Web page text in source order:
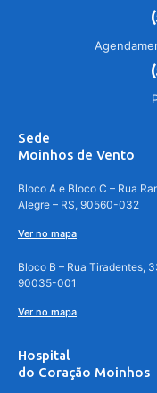
Sede
Moinhos de Vento
Bloco A e Bloco C – Rua
Alegre – RS, 90560-032
Ver no mapa
Bloco B – Rua Tiradentes,
90035-001
Ver no mapa
Hospital
do Coração Moinhos